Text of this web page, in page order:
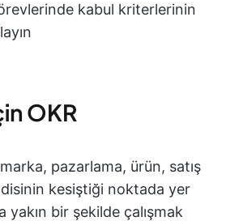
kabul kriterlerinin
OKR
marka, pazarlama, ürün, satış
kesiştiği noktada yer
yakın bir şekilde çalışmak